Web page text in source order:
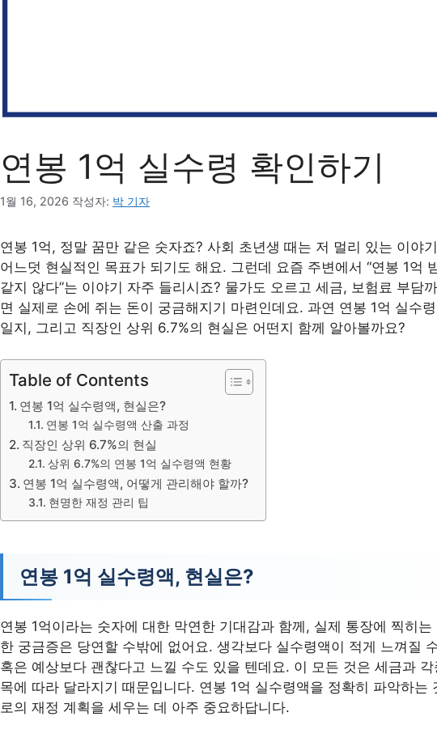
연봉 1억 실수령 확인하기
1월 16, 2026 작성자: 박 기자
연봉 1억, 정말 꿈만 같은 숫자죠? 사회 초년생 때는 저 멀리 있는 이야
어느덧 현실적인 목표가 되기도 해요. 그런데 요즘 주변에서 “연봉 1억
같지 않다”는 이야기 자주 들리시죠? 물가도 오르고 세금, 보험료 부담
면 실제로 손에 쥐는 돈이 궁금해지기 마련인데요. 과연 연봉 1억 실수
일지, 그리고 직장인 상위 6.7%의 현실은 어떤지 함께 알아볼까요?
Table of Contents
연봉 1억 실수령액, 현실은?
연봉 1억 실수령액 산출 과정
직장인 상위 6.7%의 현실
상위 6.7%의 연봉 1억 실수령액 현황
연봉 1억 실수령액, 어떻게 관리해야 할까?
현명한 재정 관리 팁
연봉 1억 실수령액, 현실은?
연봉 1억이라는 숫자에 대한 막연한 기대감과 함께, 실제 통장에 찍히는
한 궁금증은 당연할 수밖에 없어요. 생각보다 실수령액이 적게 느껴질
혹은 예상보다 괜찮다고 느낄 수도 있을 텐데요. 이 모든 것은 세금과
목에 따라 달라지기 때문입니다. 연봉 1억 실수령액을 정확히 파악하는
로의 재정 계획을 세우는 데 아주 중요하답니다.